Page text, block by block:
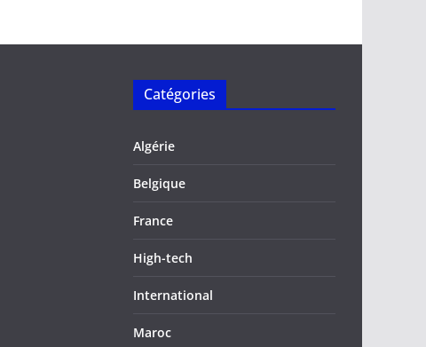
Catégories
Algérie
Belgique
France
High-tech
International
Maroc